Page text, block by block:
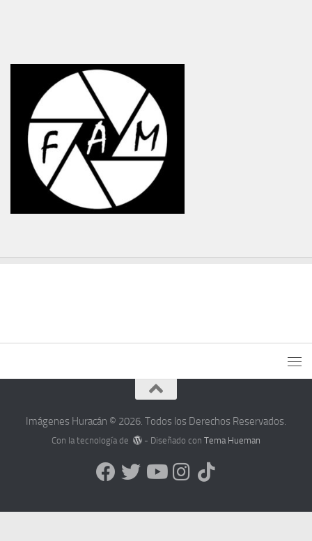
Imágenes Huracán © 2026. Todos los Derechos Reservados.
Con la tecnología de - Diseñado conTema Hueman